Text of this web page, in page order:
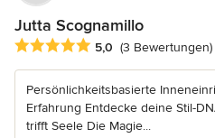
Jutta Scognamillo
Durchschnittliche Bewertung: 5
5,0 (3 Bewertungen)
Persönlichkeitsbasierte
Erfahrung Entdecke deine Stil-
trifft Seele Die Magie...